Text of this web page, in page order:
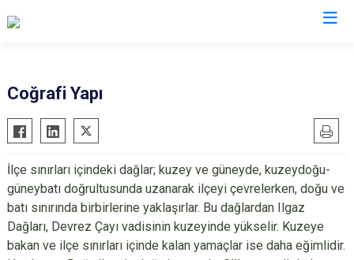
Atkaracalar
Bayramören
Çerkeş
Eldivan
Ilgaz
Kızılırmak
Orta
Şabanözü
Yapraklı
Coğrafi Yapı
İlçe sınırları içindeki dağlar; kuzey ve güneyde, kuzeydoğu-
güneybatı doğrultusunda uzanarak ilçeyi çevrelerken, doğu ve
batı sınırında birbirlerine yaklaşırlar. Bu dağlardan Ilgaz
Dağları, Devrez Çayı vadisinin kuzeyinde yükselir. Kuzeye
bakan ve ilçe sınırları içinde kalan yamaçlar ise daha eğimlidir.